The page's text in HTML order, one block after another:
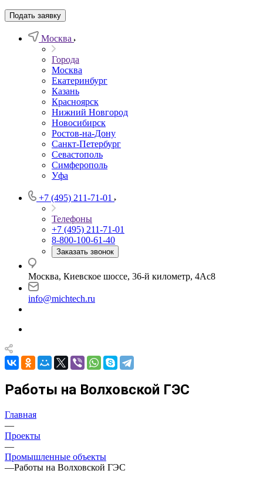
Подать заявку
Москва
Города
Москва
Екатеринбург
Казань
Красноярск
Нижний Новгород
Новосибирск
Ростов-на-Дону
Санкт-Петербург
Севастополь
Симферополь
Уфа
+7 (495) 211-71-01
Телефоны
+7 (495) 211-71-01
8-800-100-61-40
Заказать звонок
Москва, Киевское шоссе, 36-й километр, 4Ас8
info@michtech.ru
Работы на Волховской ГЭС
Главная
—
Проекты
—
Промышленные объекты
—Работы на Волховской ГЭС